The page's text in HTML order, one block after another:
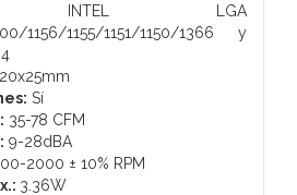
LGA
1156/1155/1151/1150/1366 y
Sí
35-78 CFM
9-28dBA
2000 ± 10% RPM
3.36W